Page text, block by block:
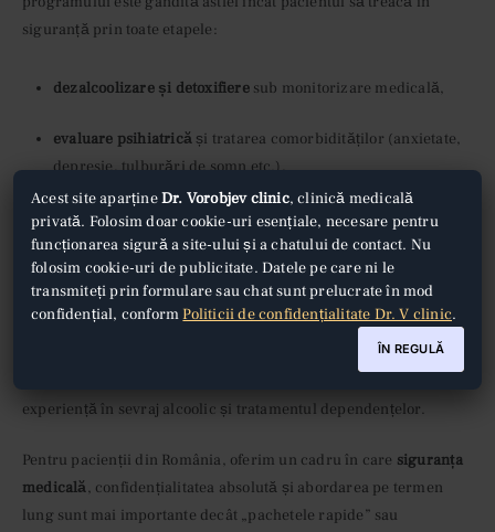
siguranță prin toate etapele:
dezalcoolizare și detoxifieresub monitorizare medicală,
evaluare psihiatrică și tratarea comorbidităților (anxietate,
depresie, tulburări de somn etc.),
psihoterapie individuală și de grup,
educație privind prevenirea recăderilor și plan clar de
urmărire după externare.
Lucrăm cu o echipă multidisciplinară: medici de terapie
experiență în sevraj alcoolic și tratamentul dependențelor.
Pentru pacienții din România, oferim un cadru în care siguranța
medicală, confidențialitatea absolută și abordarea pe termen
lung sunt mai importante decât „pachetele rapide” sau
Acest site aparțineDr. Vorobjev clinic, clinică medicală
privată. Folosim doar cookie-uri esențiale, necesare pentru
funcționarea sigură a site-ului și a chatului de contact. Nu
folosim cookie-uri de publicitate. Datele pe care ni le
transmiteți prin formulare sau chat sunt prelucrate în mod
confidențial, conformPoliticii de confidențialitate Dr. V clinic.
ÎN REGULĂ